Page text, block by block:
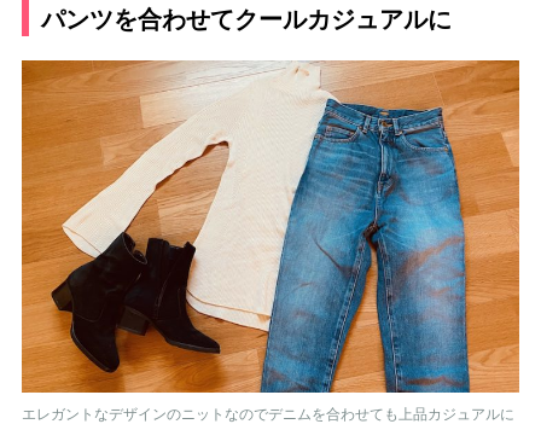
パンツを合わせてクールカジュアルに
エレガントなデザインのニットなのでデニムを合わせても上品カジュアルに